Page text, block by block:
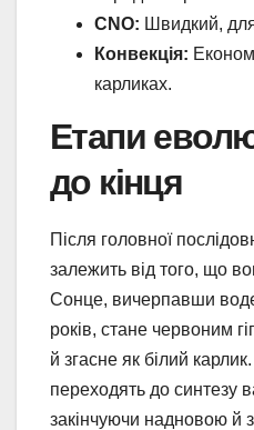
CNO: Швидкий,
Конвекція:
карликах.
Етапи
до кінця
Після головної
залежить від того, що
Сонце, вичерпавши
років, стане червоним
й згасне як білий
переходять до синтезу
закінчуючи надновою й